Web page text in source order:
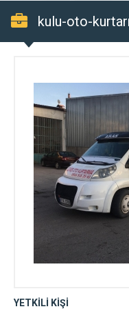
kulu-oto-
YETKİLİ KİŞİ